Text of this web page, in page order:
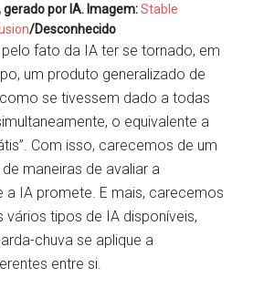
por IA. Imagem:Stable
/Desconhecido
fato da IA ter se tornado, em
um produto generalizado de
se tivessem dado a todas
o equivalente a
Com isso, carecemos de um
maneiras de avaliar a
a IA promete. E mais, carecemos
tipos de IA disponíveis,
chuva se aplique a
entre si.